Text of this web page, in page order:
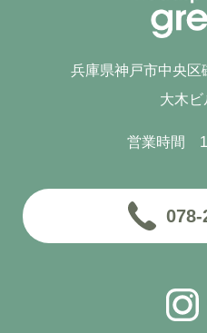
兵庫県神戸市中央区
大木
営業時間
078-